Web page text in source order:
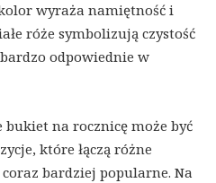
wyraża namiętność i
róże symbolizują czystość
odpowiednie w
na rocznicę może być
które łączą różne
bardziej popularne. Na